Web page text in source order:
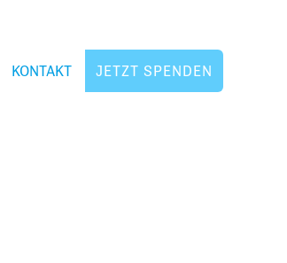
KONTAKT JETZT SPENDEN